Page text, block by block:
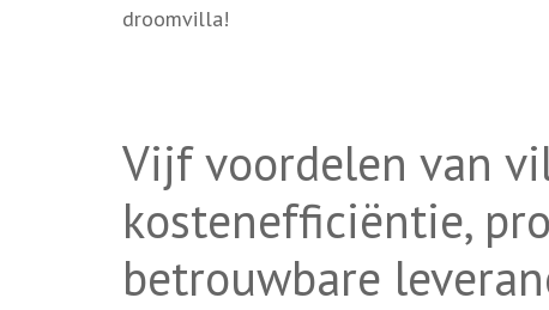
droomvilla!
Vijf voordelen van
kostenefficiëntie,
betrouwbare